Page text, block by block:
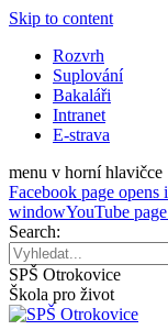
Skip to content
Rozvrh
Suplování
Bakaláři
Intranet
E-strava
menu v horní hlavičce
Facebook page
windowYouTube
Search:
SPŠ Otrokovice
Škola pro život